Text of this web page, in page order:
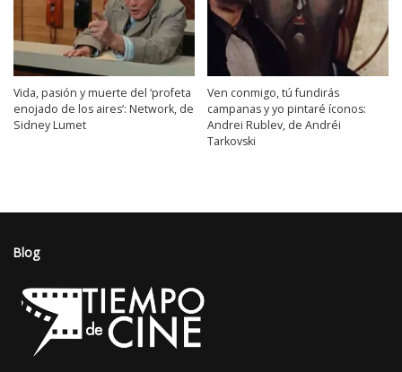
Vida, pasión y muerte del ‘profeta
enojado de los aires’: Network, de
Sidney Lumet
Ven conmigo, tú fundirás
campanas y yo pintaré íconos:
Andrei Rublev, de Andréi
Tarkovski
Blog